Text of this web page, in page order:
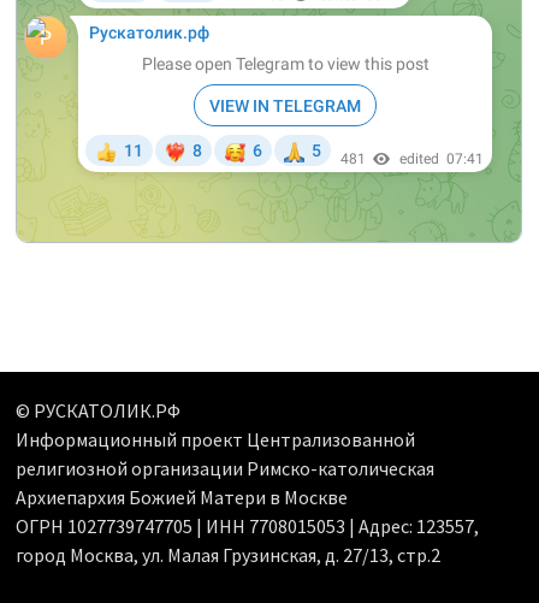
© РУСКАТОЛИК.РФ
Информационный проект Централизованной
религиозной организации Римско-католическая
Архиепархия Божией Матери в Москве
ОГРН 1027739747705 | ИНН 7708015053 | Адрес: 123557,
город Москва, ул. Малая Грузинская, д. 27/13, стр.2